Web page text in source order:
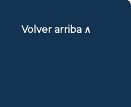
Volver arriba ∧